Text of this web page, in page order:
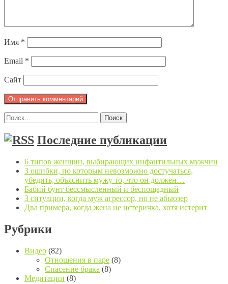
Имя *
Email *
Сайт
Найти:
Последние публикации
6 типов женщин, выбирающих инфантильных мужчин
3 ошибки, по которым невозможно достучаться,
убедить, объяснить мужу то, что он должен…
Бабий бунт бессмысленный и беспощадный
3 ситуации, когда муж агрессор, но не абьюзер
Два примера, когда жена не истеричка, хотя истерит
Рубрики
Видео (82)
Отношения в паре (8)
Спасение брака (8)
Медитации (8)